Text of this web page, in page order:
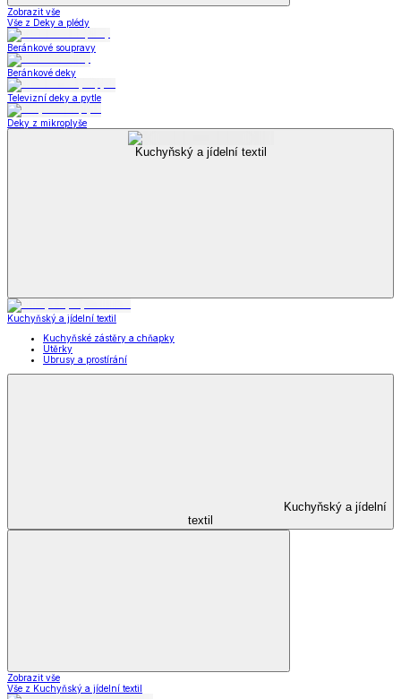
Zobrazit vše
Vše z Deky a plédy
Beránkové soupravy
Beránkové deky
Televizní deky a pytle
Deky z mikroplyše
Kuchyňský a jídelní textil
Kuchyňský a jídelní textil
Kuchyňské zástěry a chňapky
Utěrky
Ubrusy a prostírání
Kuchyňský a jídelní
textil
Zobrazit vše
Vše z Kuchyňský a jídelní textil